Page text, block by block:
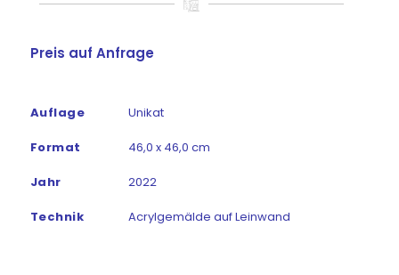
Preis auf Anfrage
Auflage Unikat
Format 46,0 x 46,0 cm
Jahr 2022
Technik Acrylgemälde auf Leinwand